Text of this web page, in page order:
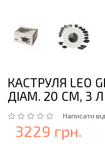
КАСТРУЛЯ LEO
ДІАМ. 20 СМ, 3 Л
Написати
3229 грн.